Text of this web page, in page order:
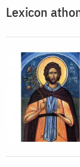
Lexicon